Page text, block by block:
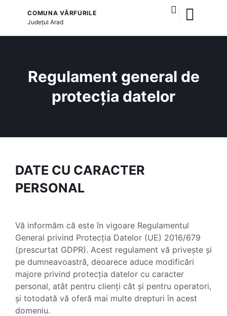
COMUNA VÂRFURILE
JudețulArad
Regulament general de
protecția datelor
DATE CU CARACTER
PERSONAL
Vă informăm că este în vigoare Regulamentul
General privind Protecția Datelor (UE) 2016/679
(prescurtat GDPR). Acest regulament vă privește și
pe dumneavoastră, deoarece aduce modificări
majore privind protecția datelor cu caracter
personal, atât pentru clienți cât și pentru operatori,
și totodată vă oferă mai multe drepturi în acest
domeniu.